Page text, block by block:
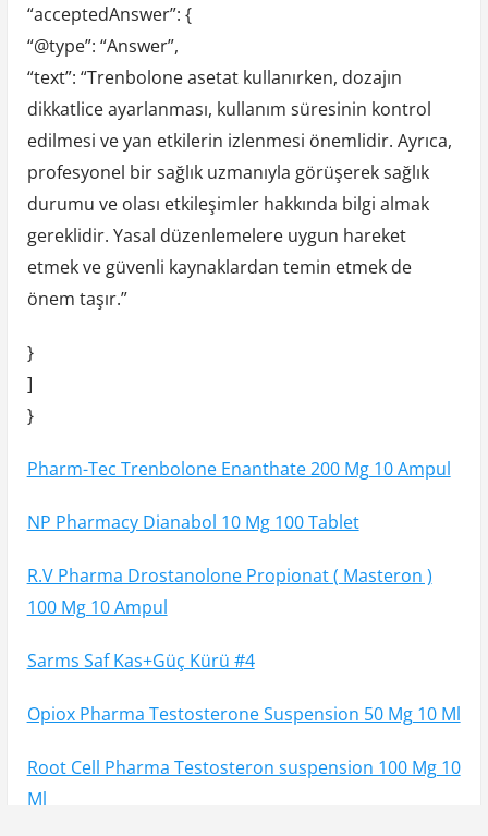
“acceptedAnswer”: {
“@type”: “Answer”,
“text”: “Trenbolone asetat kullanırken, dozajın
dikkatlice ayarlanması, kullanım süresinin kontrol
edilmesi ve yan etkilerin izlenmesi önemlidir. Ayrıca,
profesyonel bir sağlık uzmanıyla görüşerek sağlık
durumu ve olası etkileşimler hakkında bilgi almak
gereklidir. Yasal düzenlemelere uygun hareket
etmek ve güvenli kaynaklardan temin etmek de
önem taşır.”
}
]
}
Pharm-Tec Trenbolone Enanthate 200 Mg 10 Ampul
NP Pharmacy Dianabol 10 Mg 100 Tablet
R.V Pharma Drostanolone Propionat ( Masteron )
100 Mg 10 Ampul
Sarms Saf Kas+Güç Kürü #4
Opiox Pharma Testosterone Suspension 50 Mg 10 Ml
Root Cell Pharma Testosteron suspension 100 Mg 10
Ml